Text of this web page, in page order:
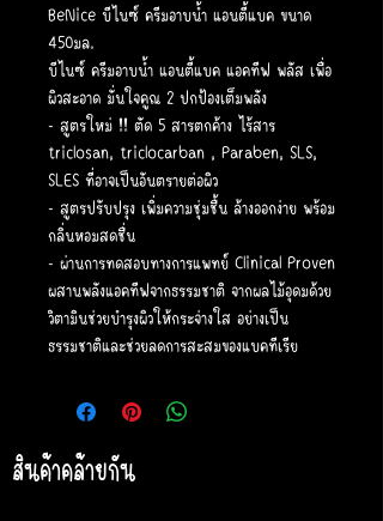
BeNice บีไนซ์ ครีมอาบน้ำ แอนตี้แบค ขนาด
450มล.
บีไนซ์ ครีมอาบน้ำ แอนตี้แบค แอคทีฟ พลัส เพื่อ
ผิวสะอาด มั่นใจคูณ 2 ปกป้องเต็มพลัง
- สูตรใหม่ !! ตัด 5 สารตกค้าง ไร้สาร
triclosan, triclocarban , Paraben, SLS,
SLES ที่อาจเป็นอันตรายต่อผิว
- สูตรปรับปรุง เพิ่มความชุ่มชื้น ล้างออกง่าย พร้อม
กลิ่นหอมสดชื่น
- ผ่านการทดสอบทางการแพทย์ Clinical Proven
ผสานพลังแอคทีฟจากธรรมชาติ จากผลไม้อุดมด้วย
วิตามินช่วยบำรุงผิวให้กระจ่างใส อย่างเป็น
ธรรมชาติและช่วยลดการสะสมของแบคทีเรีย
สินค้าคล้ายกัน